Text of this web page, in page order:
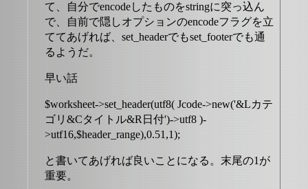
て、自分でencodeしたものをstringに突っ込ん
で、自前で隠しオプションのencodeフラグを立
ててあげれば、set_headerでもset_footerでも通
るようだ。
早い話
$worksheet->set_header(utf8( Jcode->new('&Lカテ
ゴリ&Cタイトル&R日付')->utf8 )-
>utf16,$header_range),0.51,1);
と書いてあげれば良いことになる。末尾の1が
重要。